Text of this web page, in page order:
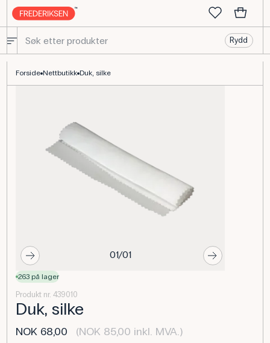
Rydd
Forside Nettbutikk Duk, silke
01/01
263 på lager
Produkt nr. 439010
Duk, silke
NOK 68,00 (NOK 85,00 inkl. MVA.)